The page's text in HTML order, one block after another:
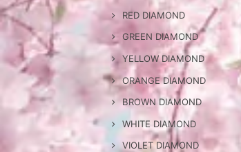
RED DIAMOND
GREEN DIAMOND
YELLOW DIAMOND
ORANGE DIAMOND
BROWN DIAMOND
WHITE DIAMOND
VIOLET DIAMOND